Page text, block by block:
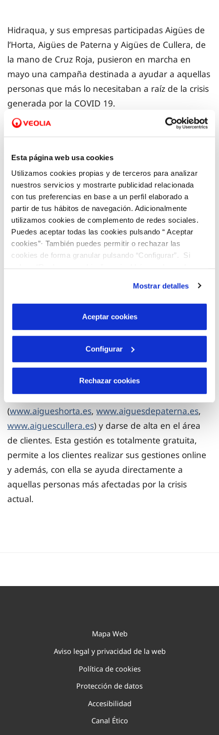
Esta página web usa cookies
Utilizamos cookies propias y de terceros para analizar
nuestros servicios y mostrarte publicidad relacionada
con tus preferencias en base a un perfil elaborado a
partir de tus hábitos de navegación. Adicionalmente
utilizamos cookies de complemento de redes sociales.
Puedes aceptar todas las cookies pulsando “ Aceptar
cookies”· También puedes permitir o rechazar las
cookies de forma granular pulsando “Configurar”. Si
son indispensables para que el sitio web funcione y que
por tanto no se pueden desactivar. Puedes consultar
más información en nuestraPolítica de Cookies
Mostrar detalles
Aceptar cookies
Configurar
Rechazar cookies
Hidraqua, y sus empresas participadas Aigües de
l’Horta, Aigües de Paterna y Aigües de Cullera, de
la mano de Cruz Roja, pusieron en marcha en
mayo una campaña destinada a ayudar a aquellas
personas que más lo necesitaban a raíz de la crisis
generada por la COVID 19.
Así, estas empresas se comprometieron a destinar
diera de alta en el ‘Área de clientes’ de su página
web. La iniciativa consiste en un plan integral
lanzado por Cruz Roja Española para atender a
personas en situación de vulnerabilidad a causa
de la pandemia.
Hasta la fecha, 6.520 clientes ya se han dado de
de casa.
Esta campaña seguirá activa hasta final de año en
las empresas Aigües de l’Horta, Aigües de Paterna
y Aigües de Cullera. Para aquellos clientes que
quieran participar, sólo tienen que acceder a la
página web de cada una de estas empresas
(www.aigueshorta.es, www.aiguesdepaterna.es,
www.aiguescullera.es) y darse de alta en el área
de clientes. Esta gestión es totalmente gratuita,
permite a los clientes realizar sus gestiones online
y además, con ella se ayuda directamente a
aquellas personas más afectadas por la crisis
actual.
Mapa Web
Aviso legal y privacidad de la web
Política de cookies
Protección de datos
Accesibilidad
Canal Ético